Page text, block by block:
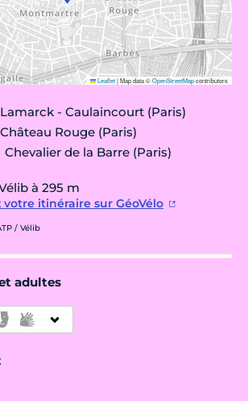
Leaflet|Map data ©OpenStreetMapcontributors
Lamarck - Caulaincourt (Paris)
Château Rouge (Paris)
Chevalier de la Barre (Paris)
à 295 m
votre itinéraire sur GéoVélo
/ Vélib
adultes